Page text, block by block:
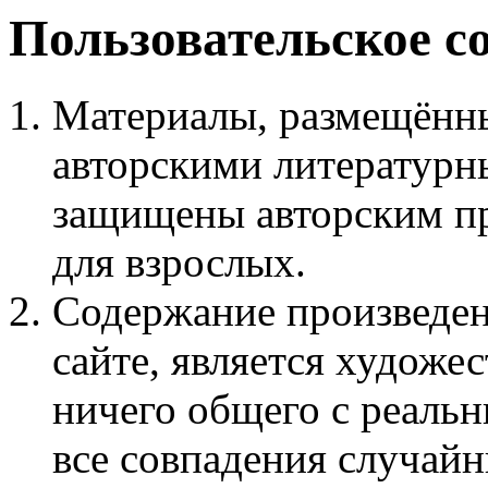
Пользовательское
Материалы,
авторскими
защищены авторским
для взрослых.
Содержание
сайте, является
ничего общего с
все совпадения